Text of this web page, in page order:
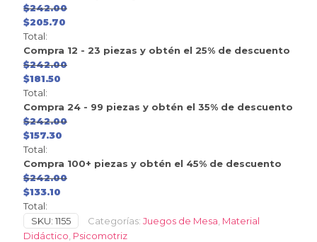
$242.00
$205.70
Total:
Compra 12 - 23 piezas y obtén el 25% de descuento
$242.00
$181.50
Total:
Compra 24 - 99 piezas y obtén el 35% de descuento
$242.00
$157.30
Total:
Compra 100+ piezas y obtén el 45% de descuento
$242.00
$133.10
Total:
SKU: 1155 Categorías: Juegos de Mesa Material
Didáctico Psicomotriz